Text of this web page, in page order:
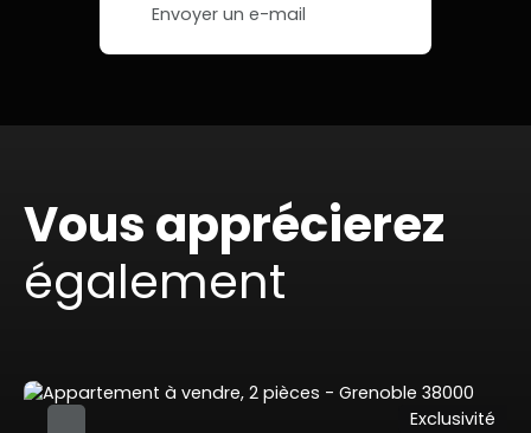
Envoyer un e-mail
Vous apprécierez
également
Exclusivité